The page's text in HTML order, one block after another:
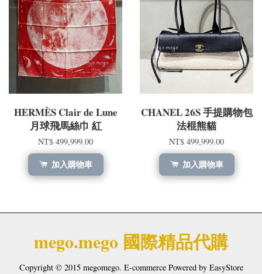
HERMÈS Clair de Lune
月球飛馬絲巾 紅
NT$ 499,999.00
加入購物車
CHANEL 26S 手提購物包
法棍熊貓
NT$ 499,999.00
加入購物車
mego.mego 國際精品代購
Copyright © 2015 megomego. E-commerce Powered by EasyStore